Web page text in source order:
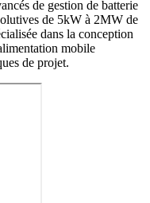
de gestion de batterie
de 5kW à 2MW de
dans la conception
mobile
de projet.